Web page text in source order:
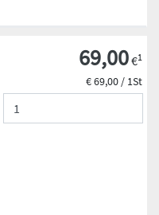
69,00€1
€ 69,00 / 1St